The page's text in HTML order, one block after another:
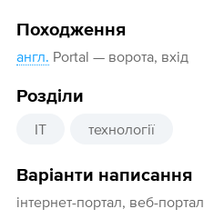
Походження
англ. Portal — ворота, вхід
Розділи
IT технології
Варіанти написання
інтернет-портал, веб-портал